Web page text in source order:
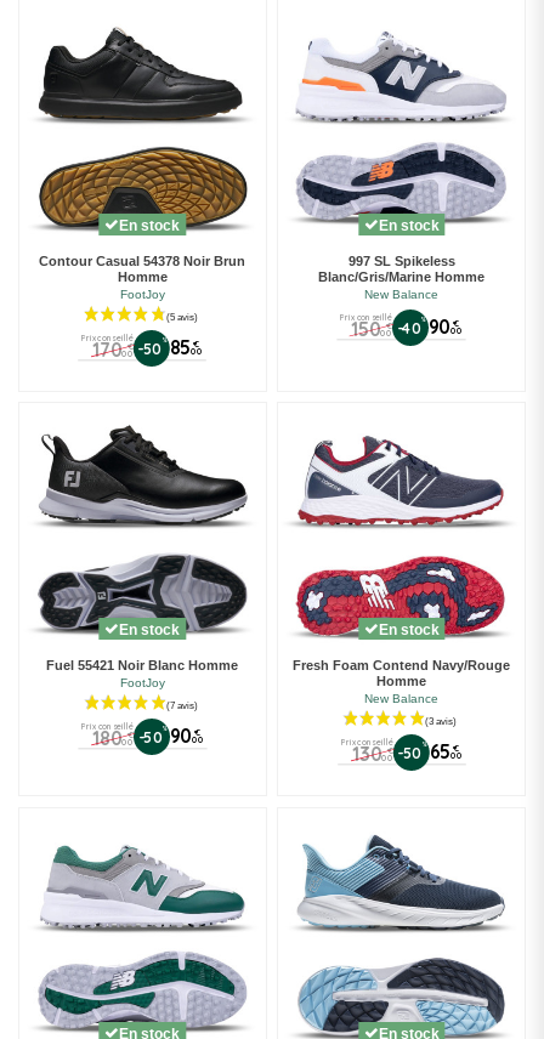
En stock
Contour Casual 54378 Noir Brun
Homme
FootJoy
Prix conseillé
170 €
00 -50% 85 €
00
En stock
997 SL Spikeless
Blanc/Gris/Marine Homme
New Balance
Prix conseillé
150 €
00 -40% 90 €
00
En stock
Fuel 55421 Noir Blanc Homme
FootJoy
Prix conseillé
180 €
00 -50 % 90 €
00
En stock
Fresh Foam Contend Navy/Rouge
Homme
New Balance
Prix conseillé
130 €
00 -50 % 65 €
00
En stock En stock